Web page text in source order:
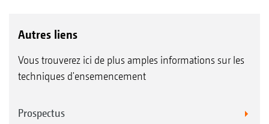
Autres liens
Vous trouverez ici de plus amples informations sur les
techniques d'ensemencement
Prospectus